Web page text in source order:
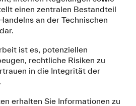
einen zentralen Bestandteil
an der Technischen
ist es, potenziellen
rechtliche Risiken zu
in die Integrität der
erhalten Sie Informationen zu